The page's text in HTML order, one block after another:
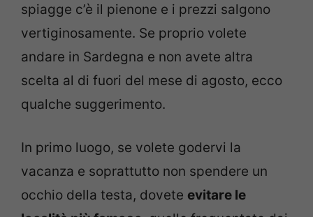
spiagge c’è il pienone e i prezzi salgono
vertiginosamente. Se proprio volete
andare in Sardegna e non avete altra
scelta al di fuori del mese di agosto, ecco
qualche suggerimento.
In primo luogo, se volete godervi la
vacanza e soprattutto non spendere un
occhio della testa, dovete evitare le